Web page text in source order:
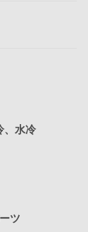
、水冷
ツ